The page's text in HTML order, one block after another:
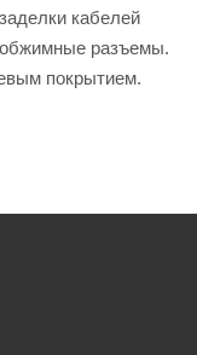
кабелей
разъемы.
покрытием.